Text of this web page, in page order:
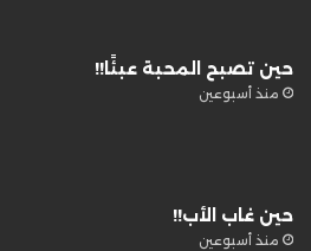
حين تصبح المحبة عبئًا!!
منذ أسبوعين
حين غاب الأب!!
منذ أسبوعين